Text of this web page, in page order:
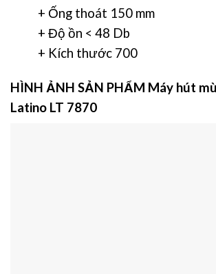
+ Ống thoát 150 mm
+ Độ ồn < 48 Db
+ Kích thước 700
HÌNH ẢNH SẢN PHẨM Máy hút
Latino LT 7870